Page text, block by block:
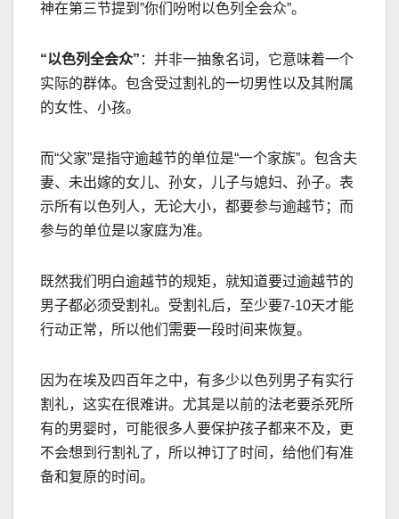
神在第三节提到 ”你们吩咐以色列全会众”。
“以色列全会众” ：并非一抽象名词，它意味着一个
实际的群体。包含受过割礼的一切男性以及其附属
的女性、小孩。
而“父家”是指守逾越节的单位是“一个家族”。包含夫
妻、未出嫁的女儿、孙女，儿子与媳妇、孙子。表
示所有以色列人，无论大小，都要参与逾越节；而
参与的单位是以家庭为准。
既然我们明白逾越节的规矩，就知道要过逾越节的
男子都必须受割礼。受割礼后，至少要7-10天才能
行动正常，所以他们需要一段时间来恢复。
因为在埃及四百年之中，有多少以色列男子有实行
割礼，这实在很难讲。尤其是以前的法老要杀死所
有的男婴时，可能很多人要保护孩子都来不及，更
不会想到行割礼了，所以神订了时间，给他们有准
备和复原的时间。